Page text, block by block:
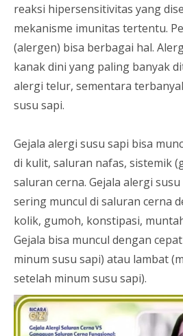
reaksi hipersensitivitas yang
mekanisme imunitas tertentu.
(alergen) bisa berbagai hal.
kanak dini yang paling banyak
alergi telur, sementara
susu sapi.
Gejala alergi susu sapi bisa
di kulit, saluran nafas, sistemik
saluran cerna. Gejala alergi
sering muncul di saluran cerna
kolik, gumoh, konstipasi,
Gejala bisa muncul dengan
minum susu sapi) atau lambat
setelah minum susu sapi).